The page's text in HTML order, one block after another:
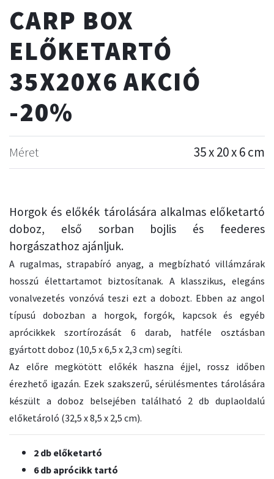
CARP BOX
ELŐKETARTÓ
35X20X6 AKCIÓ
-20%
Méret 35 x 20 x 6 cm
Horgok és előkék tárolására alkalmas előketartó
doboz, első sorban bojlis és feederes
horgászathoz ajánljuk.
A rugalmas, strapabíró anyag, a megbízható villámzárak
hosszú élettartamot biztosítanak. A klasszikus, elegáns
vonalvezetés vonzóvá teszi ezt a dobozt. Ebben az angol
típusú dobozban a horgok, forgók, kapcsok és egyéb
aprócikkek szortírozását 6 darab, hatféle osztásban
gyártott doboz (10,5 x 6,5 x 2,3 cm) segíti.
Az előre megkötött előkék haszna éjjel, rossz időben
érezhető igazán. Ezek szakszerű, sérülésmentes tárolására
készült a doboz belsejében található 2 db duplaoldalú
előketároló (32,5 x 8,5 x 2,5 cm).
2 db előketartó
6 db aprócikk tartó